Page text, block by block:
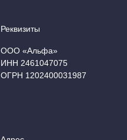
Реквизиты
ООО «Альфа»
ИНН 2461047075
ОГРН 1202400031987